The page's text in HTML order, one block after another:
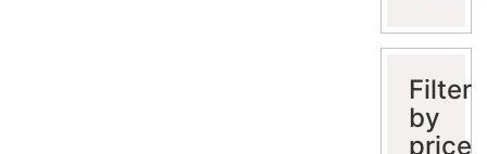
Filter
by
price